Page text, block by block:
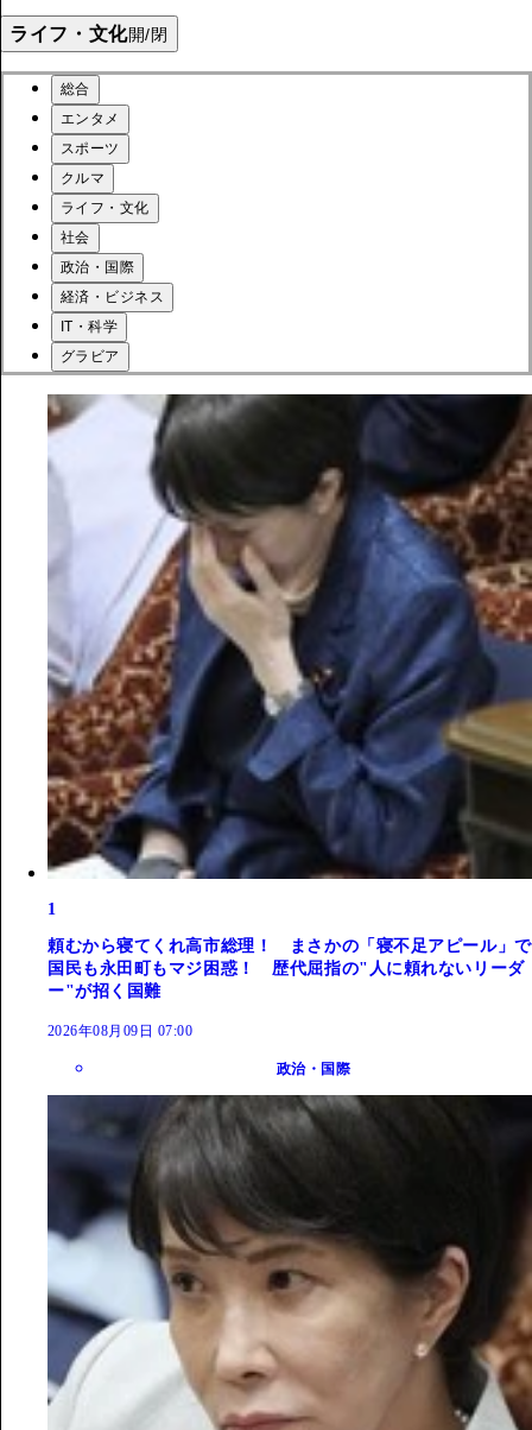
ライフ・文化開/閉
総合
エンタメ
スポーツ
クルマ
ライフ・文化
社会
政治・国際
経済・ビジネス
IT・科学
グラビア
1
頼むから寝てくれ高市総理！ まさかの「寝不足アピール」で
国民も永田町もマジ困惑！ 歴代屈指の"人に頼れないリーダ
ー"が招く国難
2026年08月09日 07:00
政治・国際